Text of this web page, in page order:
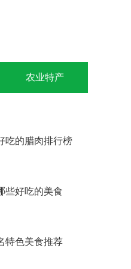
农业特产
吃的腊肉排行榜
些好吃的美食
特色美食推荐